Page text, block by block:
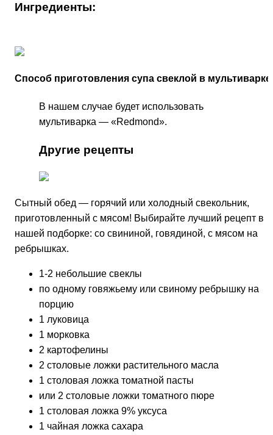
Ингредиенты:
Способ приготовления супа свеклой в
В нашем случае будет использовать
мультиварка — «Redmond».
Другие рецепты
Сытный обед — горячий или холодный свекольник,
приготовленный с мясом! Выбирайте лучший рецепт в
нашей подборке: со свининой, говядиной, с мясом на
ребрышках.
1-2 небольшие свеклы
по одному говяжьему или свиному ребрышку на
порцию
1 луковица
1 морковка
2 картофелины
2 столовые ложки растительного масла
1 столовая ложка томатной пасты
или 2 столовые ложки томатного пюре
1 столовая ложка 9% уксуса
1 чайная ложка сахара